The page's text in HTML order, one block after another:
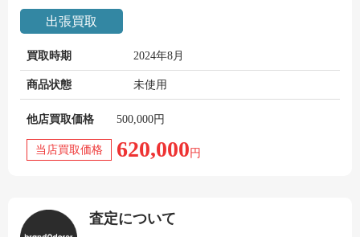
出張買取
買取時期 2024年8月
商品状態 未使用
他店買取価格 500,000円
当店買取価格 620,000 円
査定について